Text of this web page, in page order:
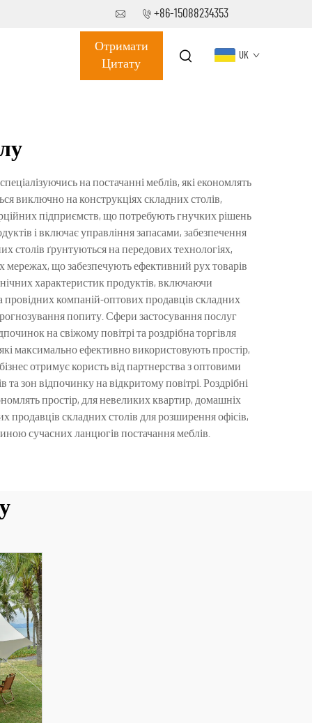
+86-15088234353
Отримати
Цитату
UK
на постачанні меблів, які економлять
виключно на конструкціях складних столів,
підприємств, що потребують гнучких рішень
і включає управління запасами, забезпечення
столів ґрунтуються на передових технологіях,
мережах, що забезпечують ефективний рух товарів
характеристик продуктів, включаючи
провідних компаній-оптових продавців складних
попиту. Сфери застосування послуг
на свіжому повітрі та роздрібна торгівля
максимально ефективно використовують простір,
отримує користь від партнерства з оптовими
зон відпочинку на відкритому повітрі. Роздрібні
простір, для невеликих квартир, домашніх
продавців складних столів для розширення офісів,
сучасних ланцюгів постачання меблів.